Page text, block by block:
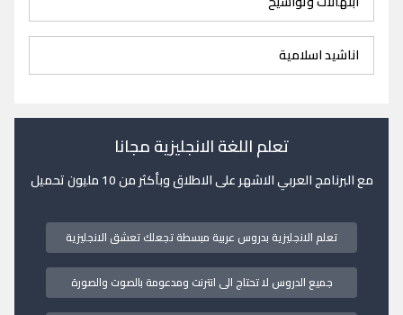
اناشيد اسلامية
تعلم اللغة الانجليزية مجانا
مع البرنامج العربي الاشهر على الاطلاق وبأكثر من 10 مليون تحميل
تعلم الانجليزية بدروس عربية مبسطة تجعلك تعشق الانجليزية
جميع الدروس لا تحتاج الى انترنت ومدعومة بالصوت والصورة